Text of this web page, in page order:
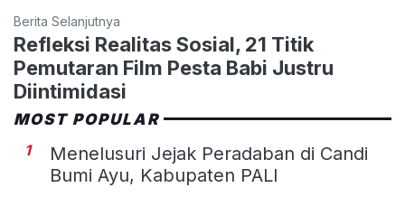
Berita Selanjutnya
Refleksi Realitas Sosial, 21 Titik
Pemutaran Film Pesta Babi Justru
Diintimidasi
MOST POPULAR
1
Menelusuri Jejak Peradaban di Candi
Bumi Ayu, Kabupaten PALI